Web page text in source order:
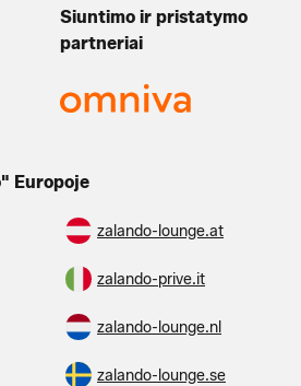
Siuntimo ir pristatymo
partneriai
Europoje
zalando-lounge.at
zalando-prive.it
zalando-lounge.nl
zalando-lounge.se